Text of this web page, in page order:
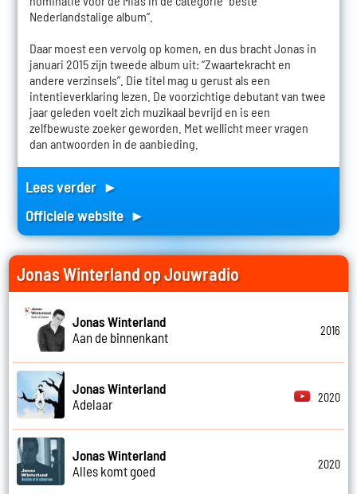
Nederlandstalige album”.
Daar moest een vervolg op komen, en dus bracht Jonas in
januari 2015 zijn tweede album uit: “Zwaartekracht en
andere verzinsels”. Die titel mag u gerust als een
intentieverklaring lezen. De voorzichtige debutant van twee
jaar geleden voelt zich muzikaal bevrijd en is een
zelfbewuste zoeker geworden. Met wellicht meer vragen
dan antwoorden in de aanbieding.
Lees verder ►
Officiele website ►
Jonas Winterland op Jouwradio
Jonas Winterland
Aan de binnenkant
2016
Jonas Winterland
Adelaar
2020
Jonas Winterland
Alles komt goed
2020